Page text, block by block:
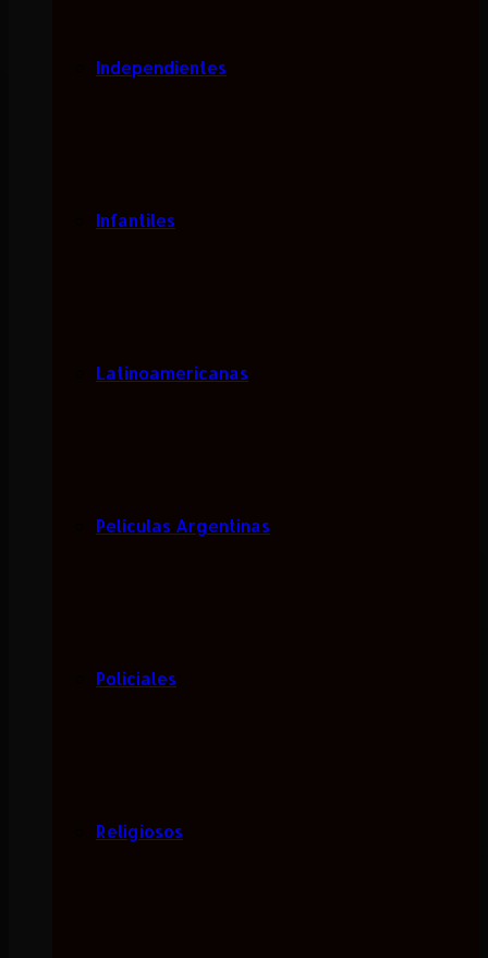
Independientes
Infantiles
Latinoamericanas
Películas Argentinas
Policiales
Religiosos